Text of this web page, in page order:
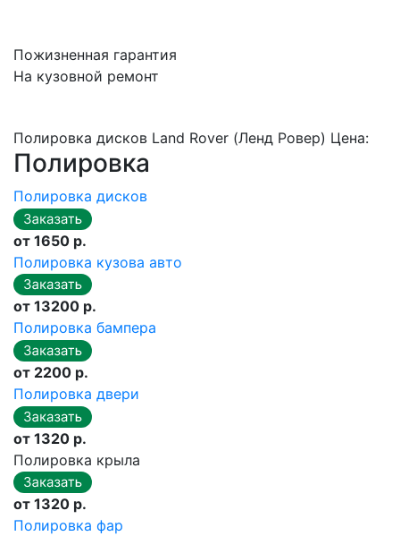
Пожизненная гарантия
На кузовной ремонт
Полировка дисков Land Rover (Ленд Ровер) Цена:
Полировка
Полировка дисков
от 1650 р.
Полировка кузова авто
от 13200 р.
Полировка бампера
от 2200 р.
Полировка двери
от 1320 р.
Полировка крыла
от 1320 р.
Полировка фар